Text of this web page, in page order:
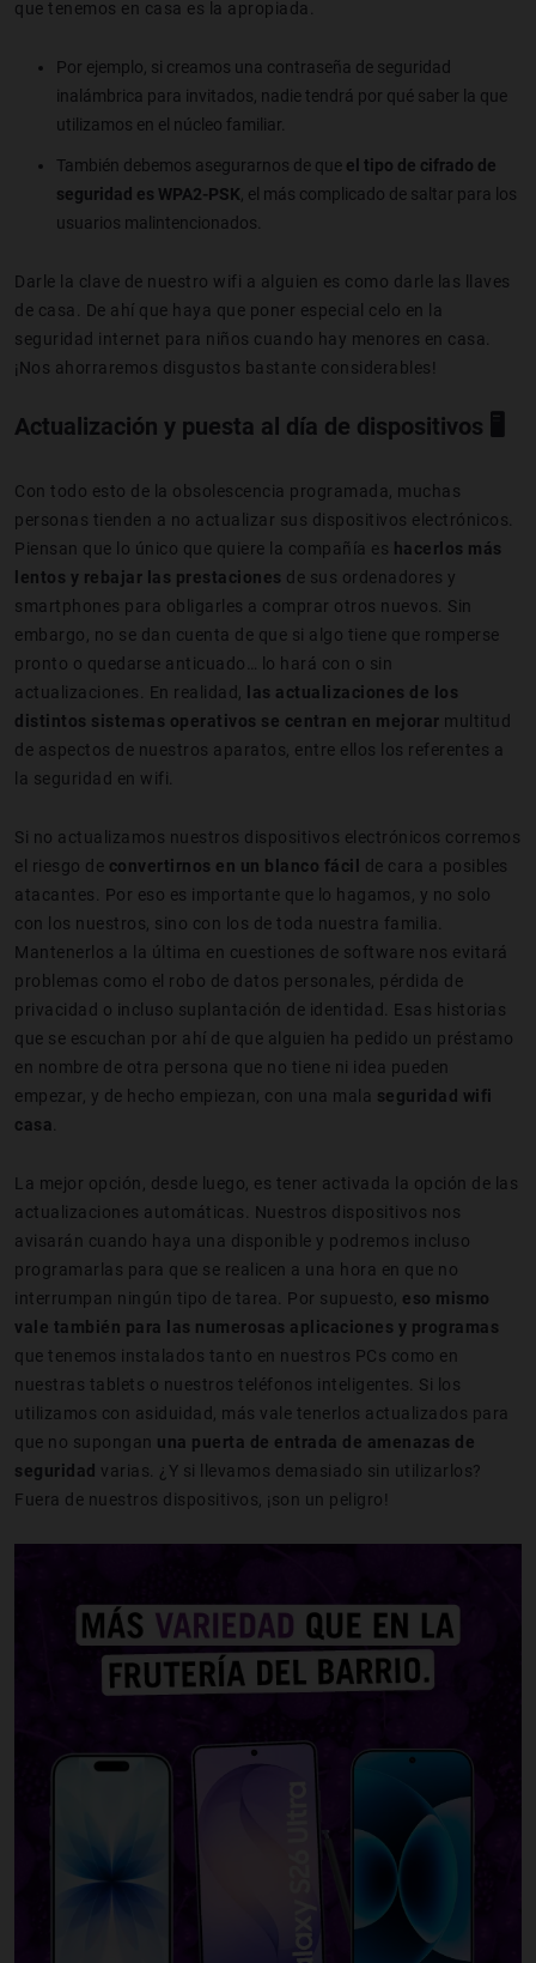
que tenemos en casa es la apropiada.
Por ejemplo, si creamos una contraseña de seguridad
inalámbrica para invitados, nadie tendrá por qué saber la que
utilizamos en el núcleo familiar.
También debemos asegurarnos de que el tipo de cifrado de
seguridad es WPA2-PSK, el más complicado de saltar para los
usuarios malintencionados.
Darle la clave de nuestro wifi a alguien es como darle las llaves
de casa. De ahí que haya que poner especial celo en la
seguridad internet para niños cuando hay menores en casa.
¡Nos ahorraremos disgustos bastante considerables!
Actualización y puesta al día de dispositivos 🖥️
Con todo esto de la obsolescencia programada, muchas
personas tienden a no actualizar sus dispositivos electrónicos.
Piensan que lo único que quiere la compañía es hacerlos más
lentos y rebajar las prestaciones de sus ordenadores y
smartphones para obligarles a comprar otros nuevos. Sin
embargo, no se dan cuenta de que si algo tiene que romperse
pronto o quedarse anticuado… lo hará con o sin
actualizaciones. En realidad,
las actualizaciones de los
distintos sistemas operativos se centran en mejorar multitud
de aspectos de nuestros aparatos, entre ellos los referentes a
la seguridad en wifi.
Si no actualizamos nuestros dispositivos electrónicos corremos
el riesgo de convertirnos en un blanco fácil
de cara a posibles
atacantes. Por eso es importante que lo hagamos, y no solo
con los nuestros, sino con los de toda nuestra familia.
Mantenerlos a la última en cuestiones de software nos evitará
problemas como el robo de datos personales, pérdida de
privacidad o incluso suplantación de identidad. Esas historias
que se escuchan por ahí de que alguien ha pedido un préstamo
en nombre de otra persona que no tiene ni idea pueden
empezar, y de hecho empiezan, con una mala seguridad wifi
casa.
La mejor opción, desde luego, es tener activada la opción de las
actualizaciones automáticas. Nuestros dispositivos nos
avisarán cuando haya una disponible y podremos incluso
programarlas para que se realicen a una hora en que no
interrumpan ningún tipo de tarea. Por supuesto, eso mismo
vale también para las numerosas aplicaciones y programas
que tenemos instalados tanto en nuestros PCs como en
nuestras tablets o nuestros teléfonos inteligentes. Si los
utilizamos con asiduidad, más vale tenerlos actualizados para
que no supongan una puerta de entrada de amenazas de
seguridad varias. ¿Y si llevamos demasiado sin utilizarlos?
Fuera de nuestros dispositivos, ¡son un peligro!